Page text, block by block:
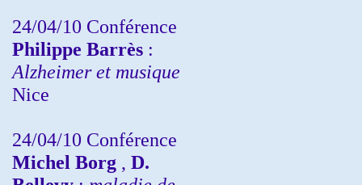
24/04/10 Conférence
Philippe Barrès :
Alzheimer et musique
Nice
24/04/10 Conférence
Michel Borg , D.